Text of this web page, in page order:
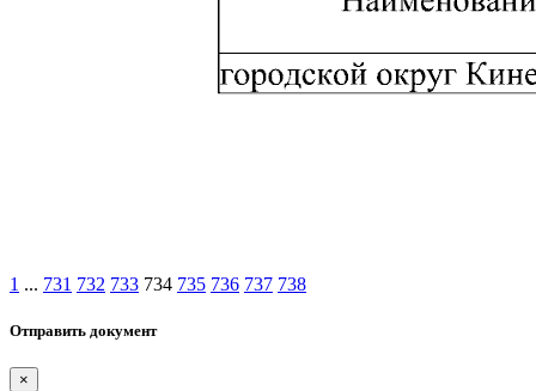
1 ... 731 732 733 734 735 736 737 738
Отправить документ
×